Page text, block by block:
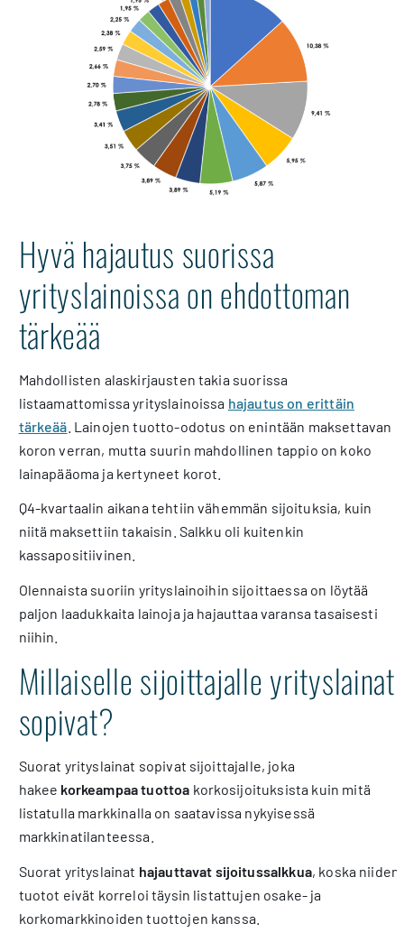
Hyvä hajautus suorissa
yrityslainoissa on ehdottoman
tärkeää
Mahdollisten alaskirjausten takia suorissa
listaamattomissa yrityslainoissa hajautus on erittäin
tärkeää . Lainojen tuotto-odotus on enintään maksettavan
koron verran, mutta suurin mahdollinen tappio on koko
lainapääoma ja kertyneet korot.
Q4-kvartaalin aikana tehtiin vähemmän sijoituksia, kuin
niitä maksettiin takaisin. Salkku oli kuitenkin
kassapositiivinen.
Olennaista suoriin yrityslainoihin sijoittaessa on löytää
paljon laadukkaita lainoja ja hajauttaa varansa tasaisesti
niihin.
Millaiselle sijoittajalle yrityslainat
sopivat?
Suorat yrityslainat sopivat sijoittajalle, joka
hakee korkeampaa tuottoa korkosijoituksista kuin mitä
listatulla markkinalla on saatavissa nykyisessä
markkinatilanteessa.
Suorat yrityslainat hajauttavat sijoitussalkkua, koska niiden
tuotot eivät korreloi täysin listattujen osake- ja
korkomarkkinoiden tuottojen kanssa.